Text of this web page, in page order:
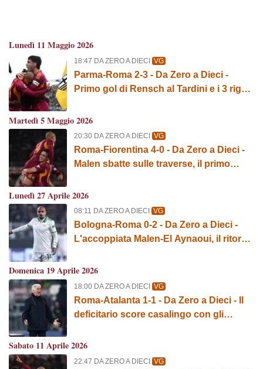
Lunedì 11 Maggio 2026
18:47 DA ZERO A DIECI VG
Parma-Roma 2-3 - Da Zero a Dieci -
Primo gol di Rensch al Tardini e i 3 rigori
Martedì 5 Maggio 2026
20:30 DA ZERO A DIECI VG
Roma-Fiorentina 4-0 - Da Zero a Dieci -
Malen sbatte sulle traverse, il primo
Lunedì 27 Aprile 2026
08:11 DA ZERO A DIECI VG
Bologna-Roma 0-2 - Da Zero a Dieci -
L'accoppiata Malen-El Aynaoui, il ritorno
Domenica 19 Aprile 2026
18:00 DA ZERO A DIECI VG
Roma-Atalanta 1-1 - Da Zero a Dieci - Il
deficitario score casalingo con gli
debacle totale contro le big
Sabato 11 Aprile 2026
22:47 DA ZERO A DIECI VG